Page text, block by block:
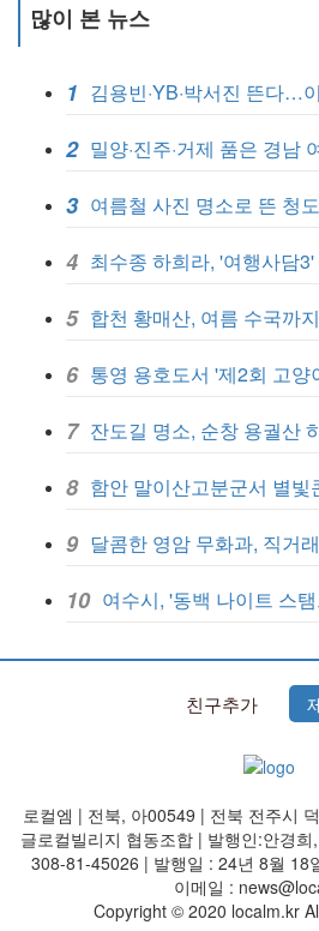
많이 본 뉴스
1
2
3 여름철 사진 명소로 뜬 청
4
5
6
7
8
9 달콤한 영암 무화과, 직거
10 여수시, '동백 나이트 스
친구추가
로컬엠 | 전북, 아00549 | 전북 전주시
글로컬빌리지 협동조합 | 발행인:안경
308-81-45026 | 발행일 : 24년 8월 18
이메일 :
Copyright © 2020 localm.kr